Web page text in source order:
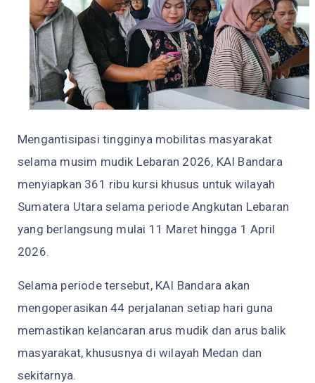
Mengantisipasi tingginya mobilitas masyarakat
selama musim mudik Lebaran 2026, KAI Bandara
menyiapkan 361 ribu kursi khusus untuk wilayah
Sumatera Utara selama periode Angkutan Lebaran
yang berlangsung mulai 11 Maret hingga 1 April
2026.
Selama periode tersebut, KAI Bandara akan
mengoperasikan 44 perjalanan setiap hari guna
memastikan kelancaran arus mudik dan arus balik
masyarakat, khususnya di wilayah Medan dan
sekitarnya.